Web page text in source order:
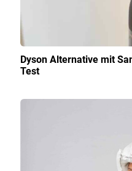
Dyson Alternative mit
Test